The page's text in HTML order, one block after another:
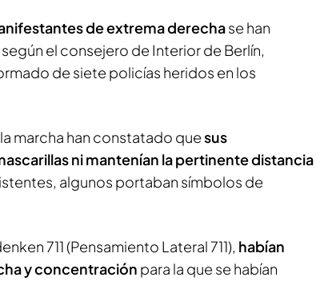
de extrema derechase han
según el consejero de Interior de Berlín,
de siete policías heridos en los
marcha han constatado quesus
ni mantenían la pertinente distancia
algunos portaban símbolos de
711 (Pensamiento Lateral 711), habían
y concentración para la que se habían